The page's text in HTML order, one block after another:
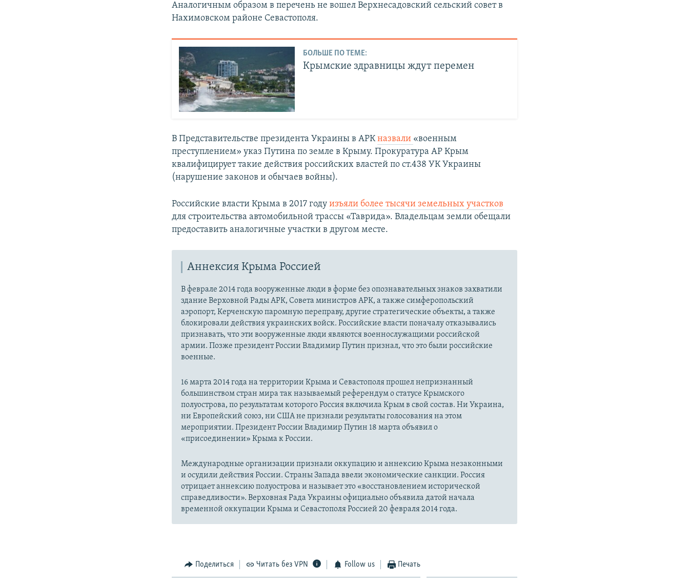
Аналогичным образом в перечень не вошел Верхнесадовский сельский совет в
Нахимовском районе Севастополя.
БОЛЬШЕ ПО ТЕМЕ:
Крымские здравницы ждут перемен
В Представительстве президента Украины в АРКназвали «военным
преступлением» указ Путина по земле в Крыму. Прокуратура АР Крым
квалифицирует такие действия российских властей по ст.438 УК Украины
(нарушение законов и обычаев войны).
Российские власти Крыма в 2017 годуизъяли более тысячи земельных участков
для строительства автомобильной трассы «Таврида». Владельцам земли обещали
предоставить аналогичные участки в другом месте.
Аннексия Крыма Россией
В феврале 2014 года вооруженные люди в форме без опознавательных знаков захватили
здание Верховной Рады АРК, Совета министров АРК, а также симферопольский
аэропорт, Керченскую паромную переправу, другие стратегические объекты, а также
блокировали действия украинских войск. Российские власти поначалу отказывались
признавать, что эти вооруженные люди являются военнослужащими российской
армии. Позже президент России Владимир Путин признал, что это были российские
военные.
16 марта 2014 года на территории Крыма и Севастополя прошел непризнанный
большинством стран мира так называемый референдум о статусе Крымского
полуострова, по результатам которого Россия включила Крым в свой состав. Ни Украина,
ни Европейский союз, ни США не признали результаты голосования на этом
мероприятии. Президент России Владимир Путин 18 марта объявил о
«присоединении» Крыма к России.
Международные организации признали оккупацию и аннексию Крыма незаконными
и осудили действия России. Страны Запада ввели экономические санкции. Россия
отрицает аннексию полуострова и называет это «восстановлением исторической
справедливости». Верховная Рада Украины официально объявила датой начала
временной оккупации Крыма и Севастополя Россией 20 февраля 2014 года.
Поделиться Читать без VPN Follow us Печать